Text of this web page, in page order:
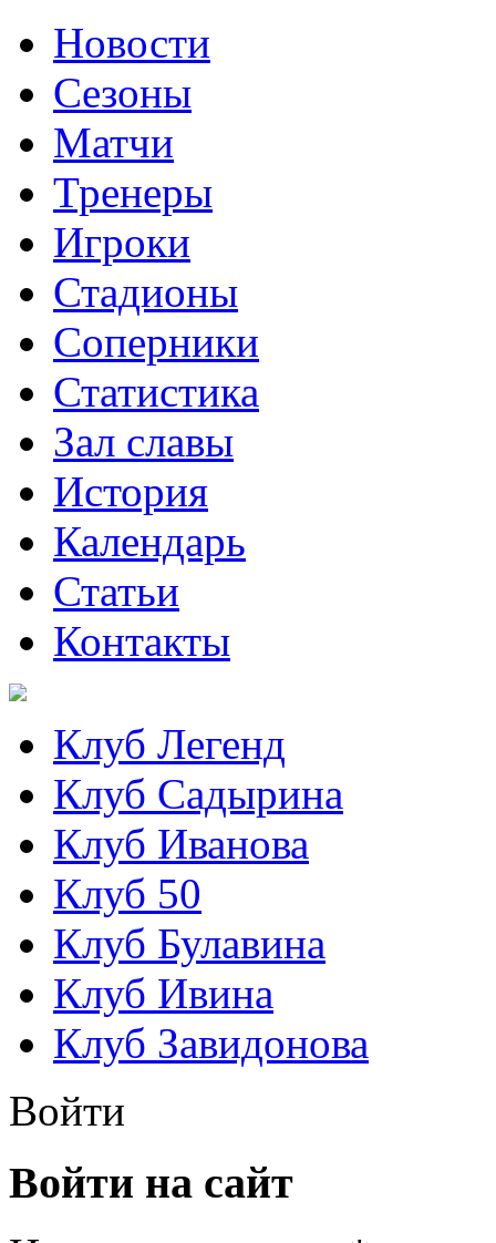
Новости
Сезоны
Матчи
Тренеры
Игроки
Стадионы
Соперники
Статистика
Зал славы
История
Календарь
Статьи
Контакты
Клуб Легенд
Клуб Садырина
Клуб Иванова
Клуб 50
Клуб Булавина
Клуб Ивина
Клуб Завидонова
Войти
Войти на сайт